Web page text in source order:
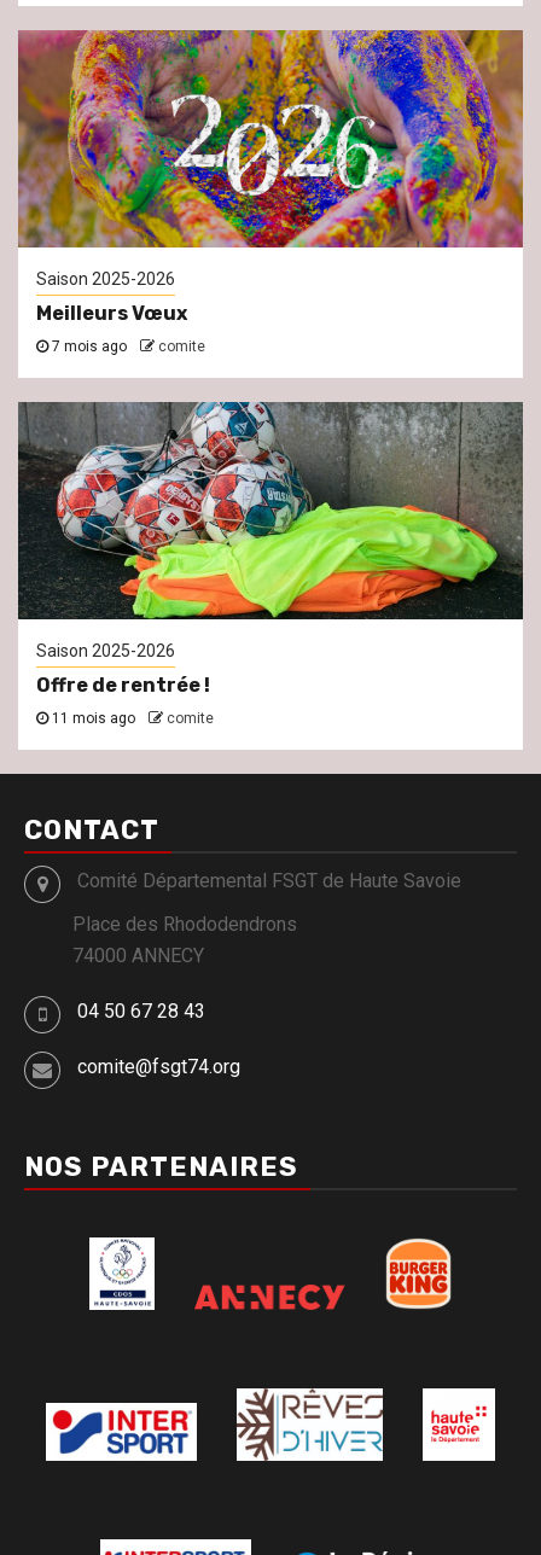
Saison 2025-2026
Meilleurs Vœux
7 mois ago comite
Saison 2025-2026
Offre de rentrée !
11 mois ago comite
CONTACT
Comité Départemental FSGT de Haute Savoie
Place des Rhododendrons
74000 ANNECY
04 50 67 28 43
comite@fsgt74.org
NOS PARTENAIRES